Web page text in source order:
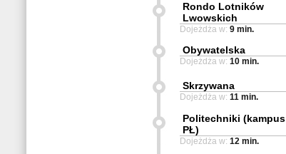
Rondo Lotników
Lwowskich
Dojeżdża w: 9 min.
Obywatelska
Dojeżdża w: 10 min.
Skrzywana
Dojeżdża w: 11 min.
Politechniki (kampus
PŁ)
Dojeżdża w: 12 min.